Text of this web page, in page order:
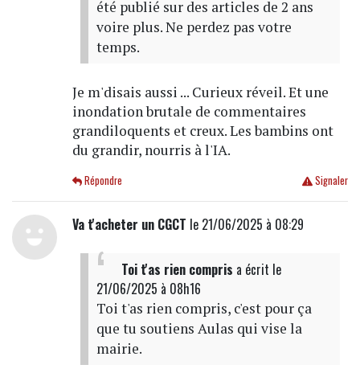
été publié sur des articles de 2 ans
voire plus. Ne perdez pas votre
temps.
Je m'disais aussi ... Curieux réveil. Et une
inondation brutale de commentaires
grandiloquents et creux. Les bambins ont
du grandir, nourris à l'IA.
Signaler
Répondre
Va t'acheter un CGCT le 21/06/2025 à 08:29
Toi t'as rien compris a écrit le
21/06/2025 à 08h16
Toi t'as rien compris, c'est pour ça
que tu soutiens Aulas qui vise la
mairie.